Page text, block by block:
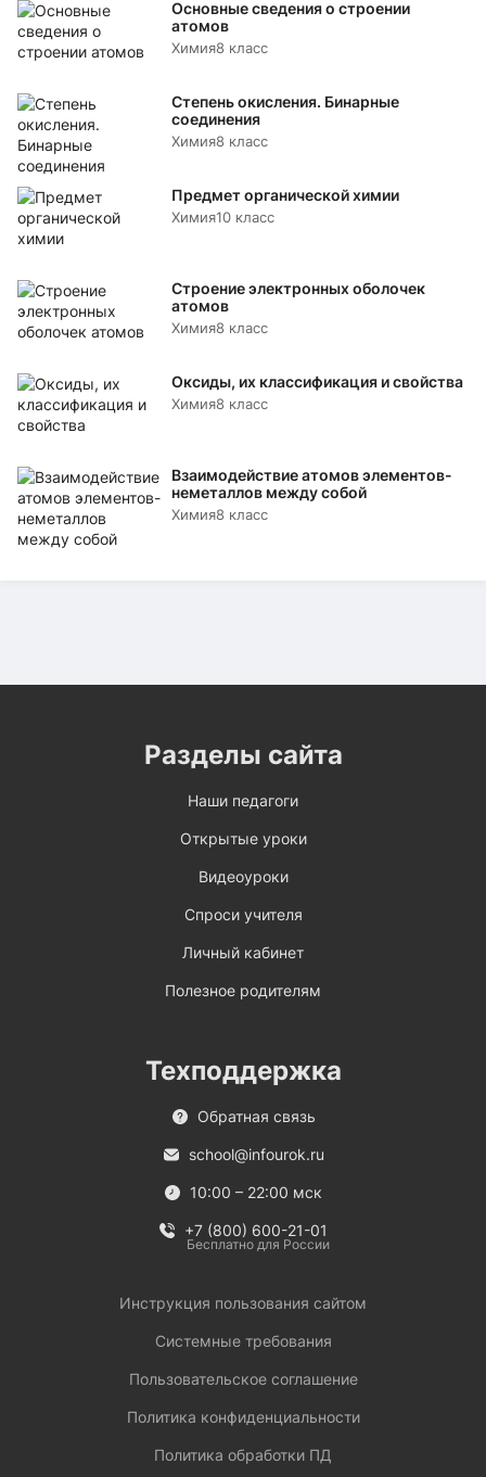
Основные сведения о строении
атомов
Химия8 класс
Степень окисления. Бинарные
соединения
Химия8 класс
Предмет органической химии
Химия10 класс
Строение электронных оболочек
атомов
Химия8 класс
Оксиды, их классификация и свойства
Химия8 класс
Взаимодействие атомов элементов-
неметаллов между собой
Химия8 класс
Разделы сайта
Наши педагоги
Открытые уроки
Видеоуроки
Спроси учителя
Личный кабинет
Полезное родителям
Техподдержка
Обратная связь
school@infourok.ru
10:00 – 22:00 мск
+7 (800) 600-21-01
Бесплатно для России
Инструкция пользования сайтом
Системные требования
Пользовательское соглашение
Политика конфиденциальности
Политика обработки ПД